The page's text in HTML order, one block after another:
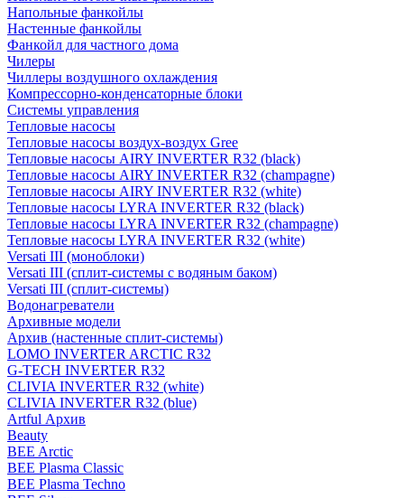
Напольные фанкойлы
Настенные фанкойлы
Фанкойл для частного дома
Чилеры
Чиллеры воздушного охлаждения
Компрессорно-конденсаторные блоки
Системы управления
Тепловые насосы
Тепловые насосы воздух-воздух Gree
Тепловые насосы AIRY INVERTER R32 (black)
Тепловые насосы AIRY INVERTER R32 (champagne)
Тепловые насосы AIRY INVERTER R32 (white)
Тепловые насосы LYRA INVERTER R32 (black)
Тепловые насосы LYRA INVERTER R32 (champagne)
Тепловые насосы LYRA INVERTER R32 (white)
Versati III (моноблоки)
Versati III (сплит-системы с водяным баком)
Versati III (сплит-системы)
Водонагреватели
Архивные модели
Архив (настенные сплит-системы)
LOMO INVERTER ARCTIC R32
G-TECH INVERTER R32
CLIVIA INVERTER R32 (white)
CLIVIA INVERTER R32 (blue)
Artful Архив
Beauty
BEE Arctic
BEE Plasma Classic
BEE Plasma Techno